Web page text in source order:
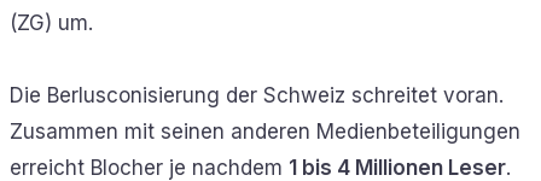
(ZG) um.
Die Berlusconisierung der Schweiz schreitet voran.
Zusammen mit seinen anderen Medienbeteiligungen
erreicht Blocher je nachdem 1 bis 4 Millionen Leser.